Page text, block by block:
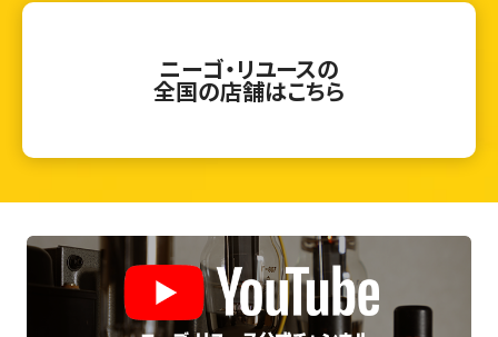
ニーゴ・リユースの
全国の店舗はこちら